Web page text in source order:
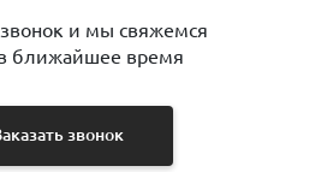
и мы свяжемся
ближайшее время
звонок